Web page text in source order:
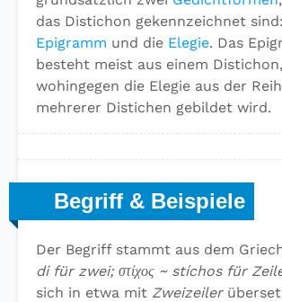
das Distichon gekennzeichnet
Epigramm und die Elegie. Das
besteht meist aus einem Distichon,
wohingegen die Elegie aus der
mehrerer Distichen gebildet wird.
Begriff & Beispiele
Der Begriff stammt aus dem
di für zwei; στίχος ~ stíchos für
sich in etwa mit Zweizeiler